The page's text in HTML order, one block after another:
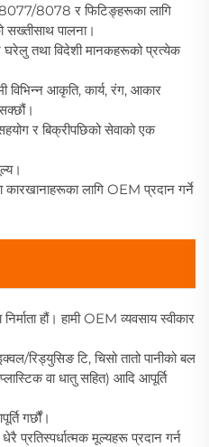
8078 र फिटिङ्हरूका लागि
पालना।
घरेलु तथा विदेशी मानकहरूको प्रत्येक
विभिन्न आकृति, कार्य, रंग, आकार
र बिक्रीपछिको सेवाको एक
कारखानाहरूका लागि OEM प्रदान गर्ने
हौं। हामी OEM व्यवसाय स्वीकार
रिड्युसिङ टि, चिसो तातो पानीको बल
वा धातु सहित) आदि आपूर्ति
गर्छौं।
प्रतिस्पर्धात्मक मूल्यहरू प्रदान गर्न